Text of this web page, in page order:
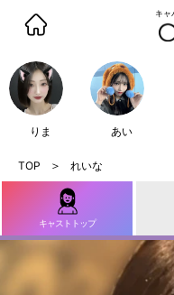
キャ
りま あい
れいな
キャストトップ